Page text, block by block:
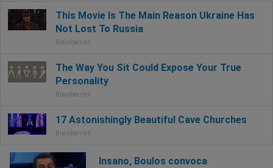
Insano, Boulos convoca